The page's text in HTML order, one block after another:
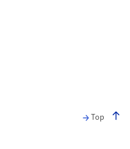
Top